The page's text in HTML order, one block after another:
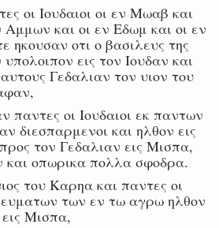
οι Ιουδαιοι οι εν Μωαβ και
και οι εν Εδωμ και οι εν
ηκουσαν οτι ο βασιλευς της
εις τον Ιουδαν και
Γεδαλιαν τον υιον του
παντες οι Ιουδαιοι εκ παντων
διεσπαρμενοι και ηλθον εις
τον Γεδαλιαν εις Μισπα,
και οπωρικα πολλα σφοδρα.
του Καρηα και παντες οι
των εν τω αγρω ηλθον
Μισπα,